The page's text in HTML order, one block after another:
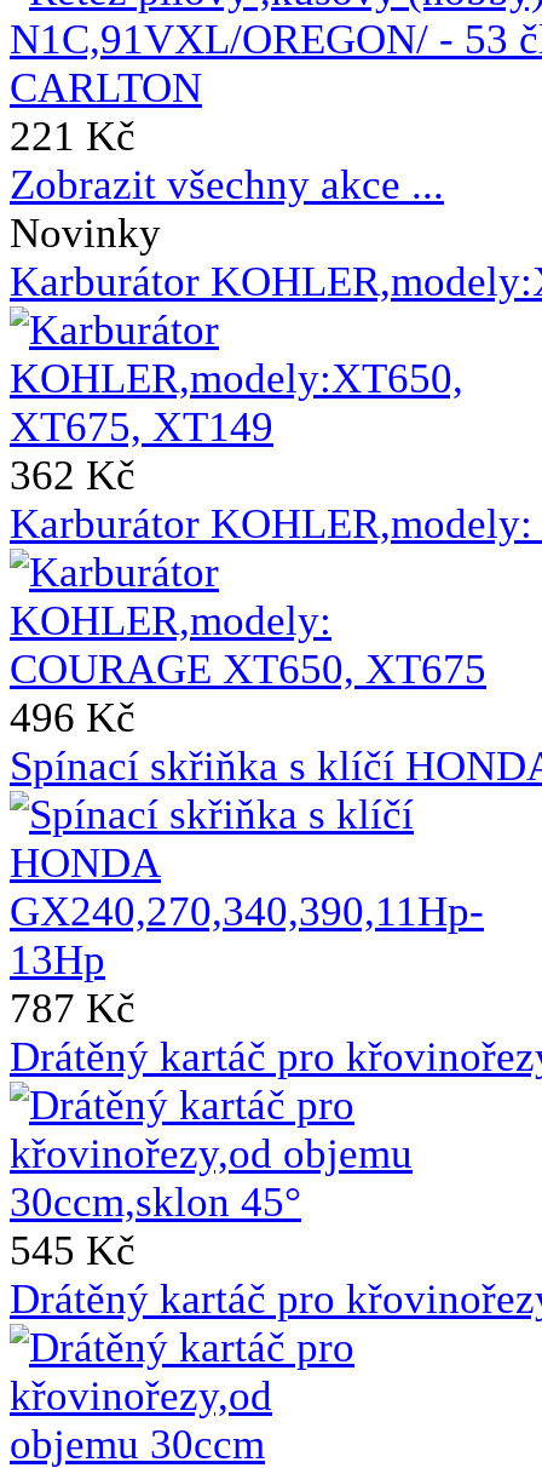
221 Kč
Zobrazit všechny akce ...
Novinky
Karburátor
362 Kč
Karburátor
496 Kč
Spínací skřiňka s klíčí
787 Kč
Drátěný kartáč pro
545 Kč
Drátěný kartáč pro